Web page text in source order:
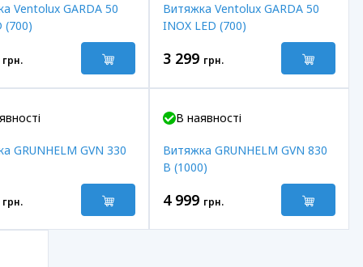
Ventolux GARDA 50
(700)
грн.
Витяжка Ventolux GARDA 50
INOX LED (700)
3 299 грн.
GRUNHELM GVN 330
грн.
В наявності
Витяжка GRUNHELM GVN 830
B (1000)
4 999 грн.